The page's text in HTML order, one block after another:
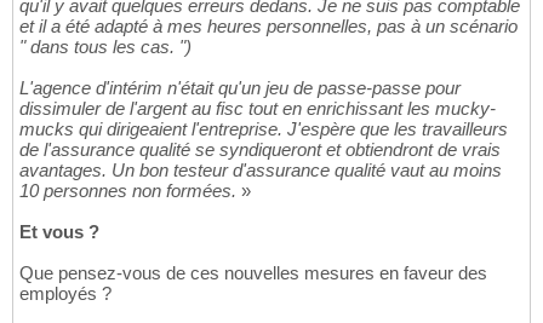
qu'il y avait quelques erreurs dedans. Je ne suis pas comptable
et il a été adapté à mes heures personnelles, pas à un scénario
" dans tous les cas. ")
L'agence d'intérim n'était qu'un jeu de passe-passe pour
dissimuler de l'argent au fisc tout en enrichissant les mucky-
mucks qui dirigeaient l'entreprise. J'espère que les travailleurs
de l'assurance qualité se syndiqueront et obtiendront de vrais
avantages. Un bon testeur d'assurance qualité vaut au moins
10 personnes non formées. »
Et vous ?
Que pensez-vous de ces nouvelles mesures en faveur des
employés ?